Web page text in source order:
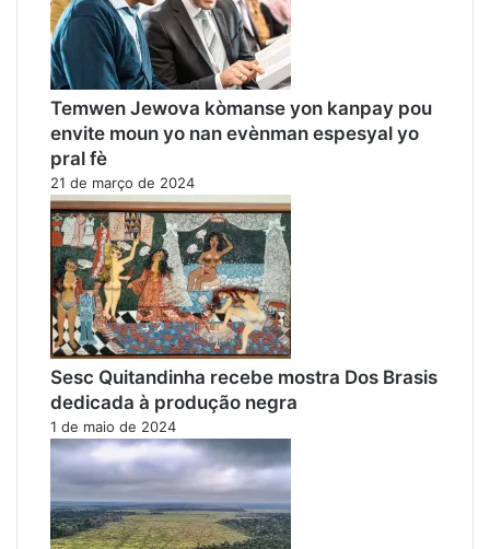
Temwen Jewova kòmanse yon kanpay pou
envite moun yo nan evènman espesyal yo
pral fè
21 de março de 2024
Sesc Quitandinha recebe mostra Dos Brasis
dedicada à produção negra
1 de maio de 2024